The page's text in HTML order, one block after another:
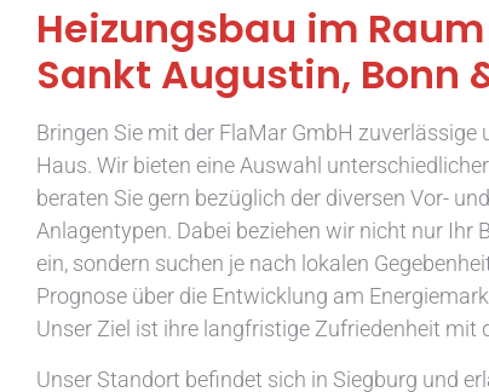
Heizungsbau im
Sankt Augustin, Bonn
Bringen Sie mit der FlaMar GmbH
Haus. Wir bieten eine Auswahl
beraten Sie gern bezüglich der diversen Vor-
Anlagentypen. Dabei beziehen wir nicht nur Ihr
ein, sondern suchen je nach lokalen
Prognose über die Entwicklung am
Unser Ziel ist ihre langfristige Zufriedenheit mit
Unser Standort befindet sich in Siegburg und